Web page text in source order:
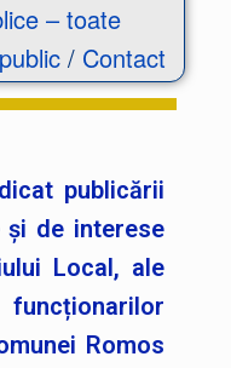
– toate
/ Contact
publicării
de interese
Local, ale
Romos